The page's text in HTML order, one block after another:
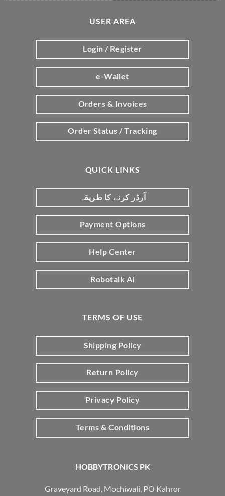
HOBBYTRONICS PK
Graveyard Road, Mochiwali, PO Kahror
USER AREA
Login / Register
e-Wallet
Orders & Invoices
Order Status / Tracking
QUICK LINKS
آرڈر کرنے کا طریقہ
Payment Options
Help Center
Robotalk Ai
TERMS OF USE
Shipping Policy
Return Policy
Privacy Policy
Terms & Conditions